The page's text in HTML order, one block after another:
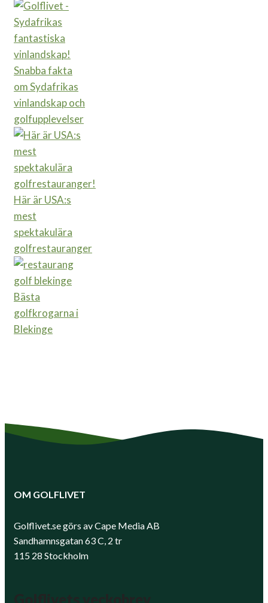
Snabba fakta
om Sydafrikas
vinlandskap och
golfupplevelser
Här är USA:s
mest
spektakulära
golfrestauranger
Bästa
golfkrogarna i
Blekinge
OM GOLFLIVET
Golflivet.se görs av Cape Media AB
Sandhamnsgatan 63 C, 2 tr
115 28 Stockholm